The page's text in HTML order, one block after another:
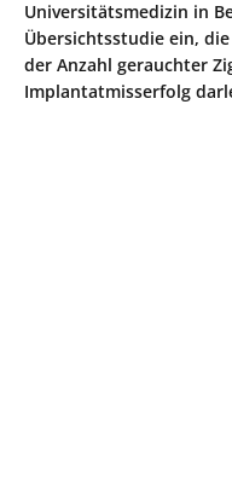
Universitätsmedizin in
Übersichtsstudie ein,
der Anzahl gerauchter
Implantatmisserfolg